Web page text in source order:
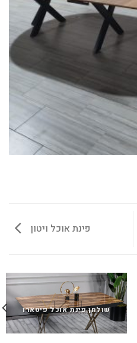
פינת אוכל ויטון
שולחן פינת אוכל פיטארו